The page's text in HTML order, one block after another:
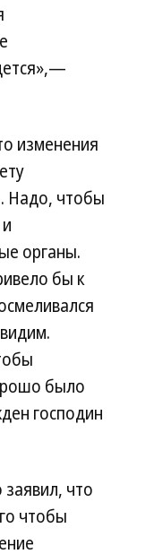
изменения
Надо, чтобы
органы.
бы к
было
господин
что
чтобы